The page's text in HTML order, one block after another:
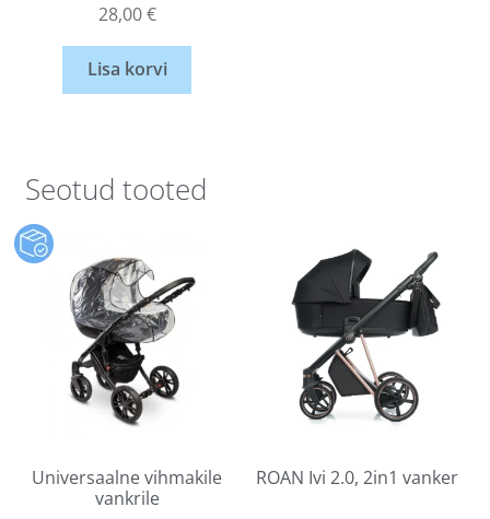
28,00€
Lisa korvi
Seotud tooted
Universaalne vihmakile
vankrile
ROAN Ivi 2.0, 2in1 vanker